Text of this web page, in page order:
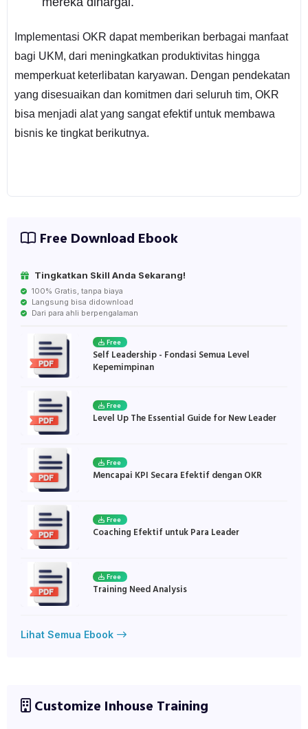
Implementasi OKR dapat memberikan berbagai manfaat
bagi UKM, dari meningkatkan produktivitas hingga
memperkuat keterlibatan karyawan. Dengan pendekatan
yang disesuaikan dan komitmen dari seluruh tim, OKR
bisa menjadi alat yang sangat efektif untuk membawa
bisnis ke tingkat berikutnya.
Free Download Ebook
Tingkatkan Skill Anda Sekarang!
100% Gratis, tanpa biaya
Langsung bisa didownload
Dari para ahli berpengalaman
Free
Self Leadership - Fondasi Semua Level
Kepemimpinan
Free
Level Up The Essential Guide for New Leader
Free
Mencapai KPI Secara Efektif dengan OKR
Free
Coaching Efektif untuk Para Leader
Free
Training Need Analysis
Lihat Semua Ebook
Customize Inhouse Training